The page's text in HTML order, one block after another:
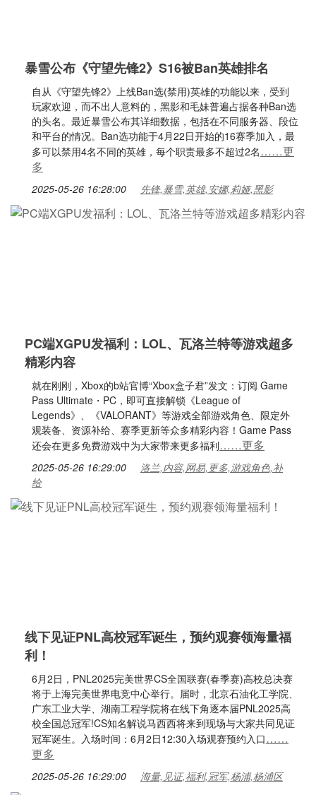
暴雪公布《守望先锋2》S16被Ban英雄排名
自从《守望先锋2》上线Ban选(禁用)英雄的功能以来，受到
玩家欢迎，而不出人意料的，黑影和毛妹普遍占据各种Ban选
的头名。最近暴雪公布其详细数据，包括在不同服务器、段位
和平台的情况。Ban选功能于4月22日开始的16赛季加入，最
多可以禁用4名不同的英雄，每个职责最多不超过2名……更
多
2025-05-26 16:28:00 先锋,暴雪,英雄,安娜,莉娅,黑影
PC端XGPU发福利：LOL、瓦洛兰特等游戏超多
精彩内容
就在刚刚，Xbox的b站官博“Xbox盒子君”发文：订阅 Game
Pass Ultimate・PC，即可直接解锁《League of
Legends》、《VALORANT》等游戏全部游戏角色、限定外
观装备、资源补给、赛季更新等众多精彩内容！Game Pass
还会在更多免费游戏中为大家带来更多福利……更多
2025-05-26 16:29:00
洛兰,内容,网易,更多,游戏角色,补
给
线下见证PNL高校冠军诞生，预约观赛领海量福
利！
6月2日，PNL2025完美世界CS全国联赛(春季赛)高校总决赛
将于上海完美世界电竞中心举行。届时，北京石油化工学院、
广东工业大学、湖南工程学院将在线下角逐本届PNL2025高
校全国总冠军!CS知名解说马西西将来到现场与大家共同见证
冠军诞生。入场时间：6月2日12:30入场观赛预约入口……
更多
2025-05-26 16:29:00 海量,见证,福利,冠军,杨浦,杨浦区